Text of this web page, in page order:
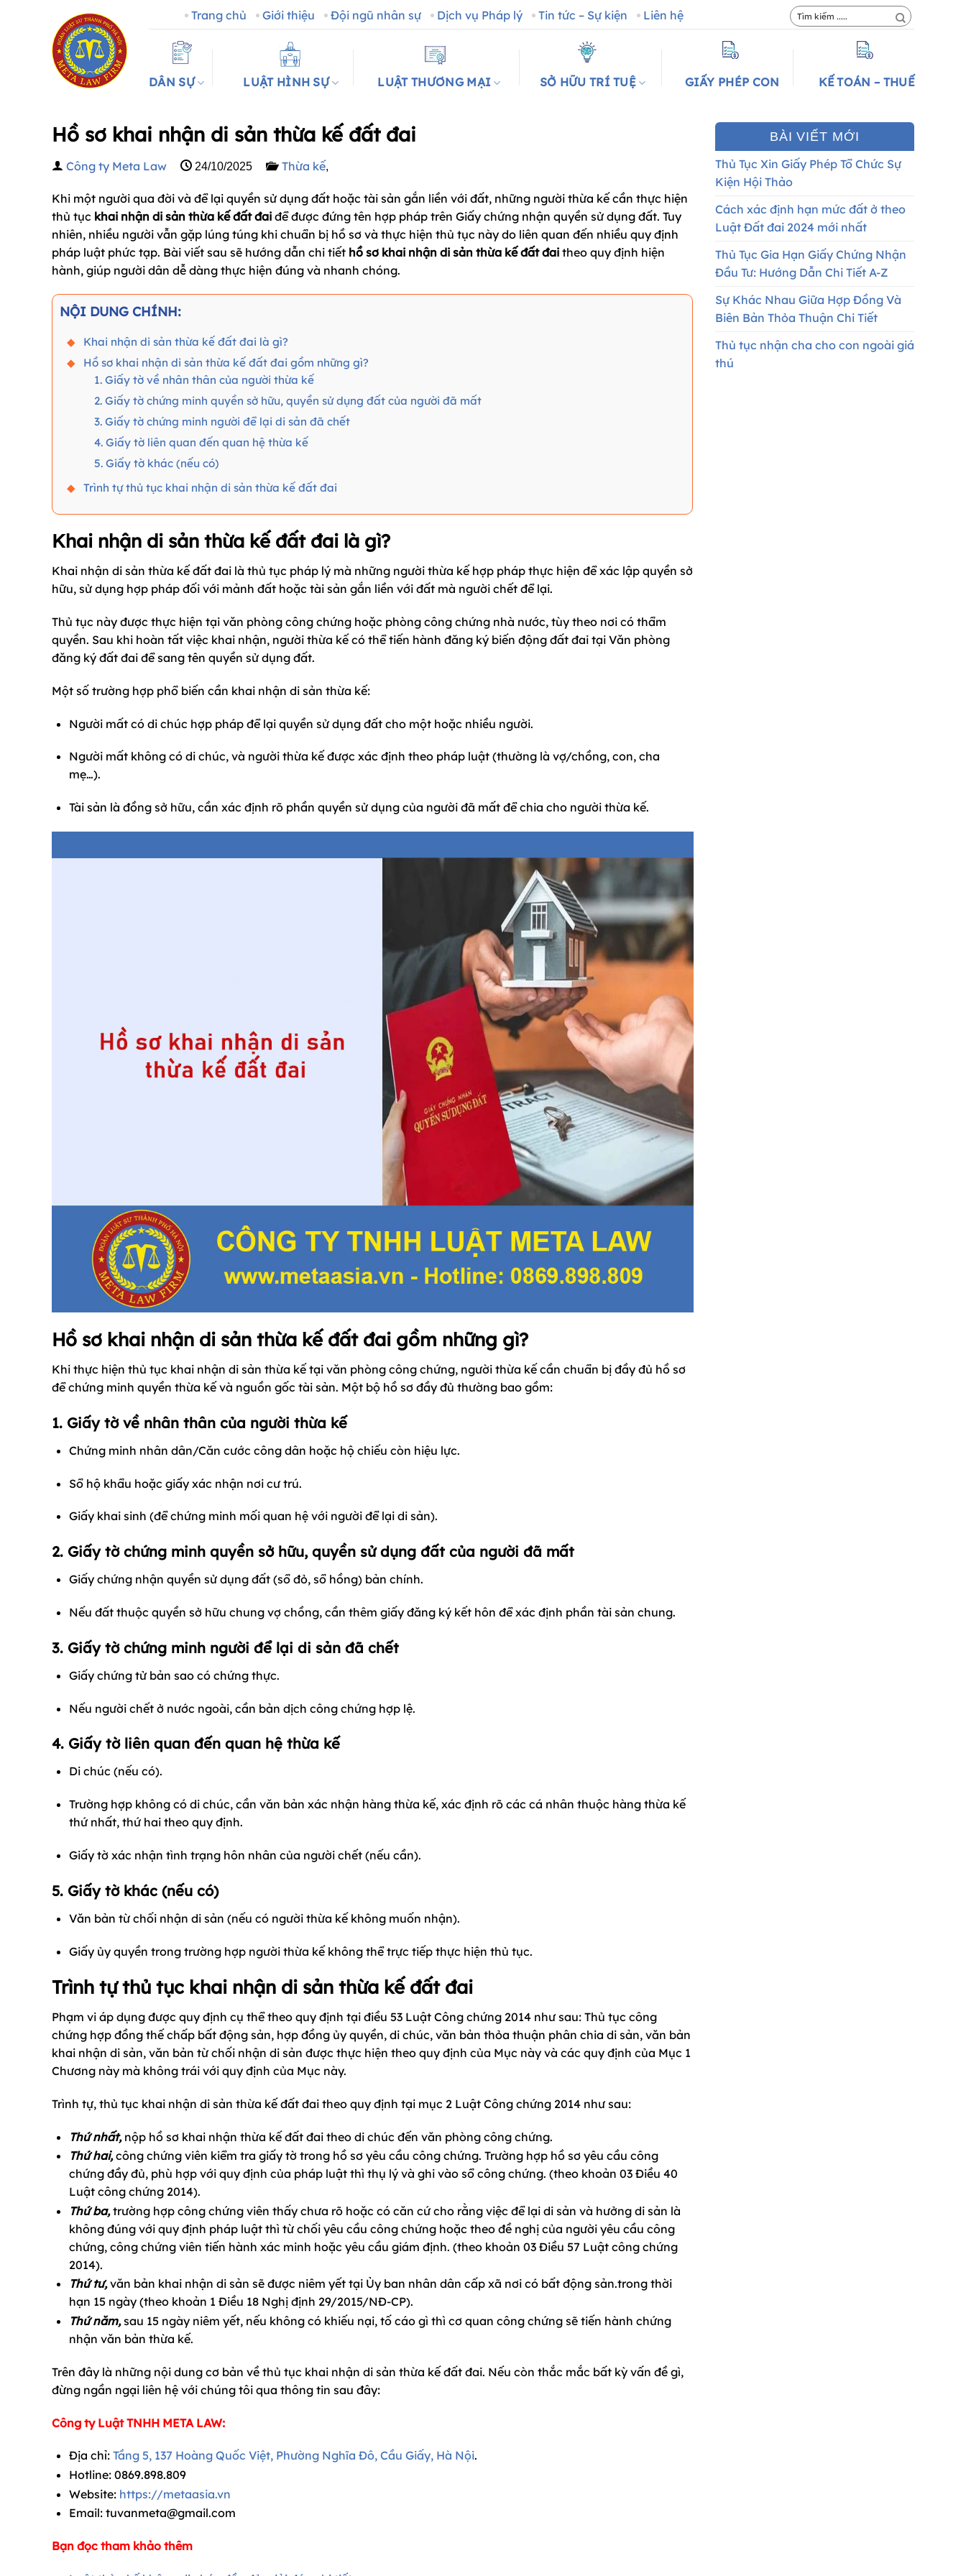
Trang chủ Giới thiệu Đội ngũ nhân sự Dịch vụ Pháp lý Tin tức – Sự kiện Liên hệ
DÂN SỰ LUẬT HÌNH SỰ LUẬT THƯƠNG MẠI SỞ HỮU TRÍ TUỆ GIẤY PHÉP CON KẾ TOÁN – THUẾ
Hồ sơ khai nhận di sản thừa kế đất đai
Công ty Meta Law 24/10/2025 Thừa kế,
Khi một người qua đời và để lại quyền sử dụng đất hoặc tài sản gắn liền với đất, những người thừa kế cần thực hiện
thủ tục khai nhận di sản thừa kế đất đai để được đứng tên hợp pháp trên Giấy chứng nhận quyền sử dụng đất. Tuy
nhiên, nhiều người vẫn gặp lúng túng khi chuẩn bị hồ sơ và thực hiện thủ tục này do liên quan đến nhiều quy định
pháp luật phức tạp. Bài viết sau sẽ hướng dẫn chi tiết hồ sơ khai nhận di sản thừa kế đất đai theo quy định hiện
hành, giúp người dân dễ dàng thực hiện đúng và nhanh chóng.
NỘI DUNG CHÍNH:
Khai nhận di sản thừa kế đất đai là gì?
Hồ sơ khai nhận di sản thừa kế đất đai gồm những gì?
1. Giấy tờ về nhân thân của người thừa kế
2. Giấy tờ chứng minh quyền sở hữu, quyền sử dụng đất của người đã mất
3. Giấy tờ chứng minh người để lại di sản đã chết
4. Giấy tờ liên quan đến quan hệ thừa kế
5. Giấy tờ khác (nếu có)
Trình tự thủ tục khai nhận di sản thừa kế đất đai
Khai nhận di sản thừa kế đất đai là gì?
Khai nhận di sản thừa kế đất đai là thủ tục pháp lý mà những người thừa kế hợp pháp thực hiện để xác lập quyền sở
hữu, sử dụng hợp pháp đối với mảnh đất hoặc tài sản gắn liền với đất mà người chết để lại.
Thủ tục này được thực hiện tại văn phòng công chứng hoặc phòng công chứng nhà nước, tùy theo nơi có thẩm
quyền. Sau khi hoàn tất việc khai nhận, người thừa kế có thể tiến hành đăng ký biến động đất đai tại Văn phòng
đăng ký đất đai để sang tên quyền sử dụng đất.
Một số trường hợp phổ biến cần khai nhận di sản thừa kế:
Người mất có di chúc hợp pháp để lại quyền sử dụng đất cho một hoặc nhiều người.
Người mất không có di chúc, và người thừa kế được xác định theo pháp luật (thường là vợ/chồng, con, cha
mẹ…).
Tài sản là đồng sở hữu, cần xác định rõ phần quyền sử dụng của người đã mất để chia cho người thừa kế.
Hồ sơ khai nhận di sản thừa kế đất đai gồm những gì?
Khi thực hiện thủ tục khai nhận di sản thừa kế tại văn phòng công chứng, người thừa kế cần chuẩn bị đầy đủ hồ sơ
để chứng minh quyền thừa kế và nguồn gốc tài sản. Một bộ hồ sơ đầy đủ thường bao gồm:
1. Giấy tờ về nhân thân của người thừa kế
Chứng minh nhân dân/Căn cước công dân hoặc hộ chiếu còn hiệu lực.
Sổ hộ khẩu hoặc giấy xác nhận nơi cư trú.
Giấy khai sinh (để chứng minh mối quan hệ với người để lại di sản).
2. Giấy tờ chứng minh quyền sở hữu, quyền sử dụng đất của người đã mất
Giấy chứng nhận quyền sử dụng đất (sổ đỏ, sổ hồng) bản chính.
Nếu đất thuộc quyền sở hữu chung vợ chồng, cần thêm giấy đăng ký kết hôn để xác định phần tài sản chung.
3. Giấy tờ chứng minh người để lại di sản đã chết
Giấy chứng tử bản sao có chứng thực.
Nếu người chết ở nước ngoài, cần bản dịch công chứng hợp lệ.
4. Giấy tờ liên quan đến quan hệ thừa kế
Di chúc (nếu có).
Trường hợp không có di chúc, cần văn bản xác nhận hàng thừa kế, xác định rõ các cá nhân thuộc hàng thừa kế
thứ nhất, thứ hai theo quy định.
Giấy tờ xác nhận tình trạng hôn nhân của người chết (nếu cần).
5. Giấy tờ khác (nếu có)
Văn bản từ chối nhận di sản (nếu có người thừa kế không muốn nhận).
Giấy ủy quyền trong trường hợp người thừa kế không thể trực tiếp thực hiện thủ tục.
Trình tự thủ tục khai nhận di sản thừa kế đất đai
Phạm vi áp dụng được quy định cụ thể theo quy định tại điều 53 Luật Công chứng 2014 như sau: Thủ tục công
chứng hợp đồng thế chấp bất động sản, hợp đồng ủy quyền, di chúc, văn bản thỏa thuận phân chia di sản, văn bản
khai nhận di sản, văn bản từ chối nhận di sản được thực hiện theo quy định của Mục này và các quy định của Mục 1
Chương này mà không trái với quy định của Mục này.
Trình tự, thủ tục khai nhận di sản thừa kế đất đai theo quy định tại mục 2 Luật Công chứng 2014 như sau:
Thứ nhất,nộp hồ sơ khai nhận thừa kế đất đai theo di chúc đến văn phòng công chứng.
Thứ hai,công chứng viên kiểm tra giấy tờ trong hồ sơ yêu cầu công chứng. Trường hợp hồ sơ yêu cầu công
chứng đầy đủ, phù hợp với quy định của pháp luật thì thụ lý và ghi vào sổ công chứng. (theo khoản 03 Điều 40
Luật công chứng 2014).
Thứ ba,trường hợp công chứng viên thấy chưa rõ hoặc có căn cứ cho rằng việc để lại di sản và hưởng di sản là
không đúng với quy định pháp luật thì từ chối yêu cầu công chứng hoặc theo đề nghị của người yêu cầu công
chứng, công chứng viên tiến hành xác minh hoặc yêu cầu giám định. (theo khoản 03 Điều 57 Luật công chứng
2014).
Thứ tư,văn bản khai nhận di sản sẽ được niêm yết tại Ủy ban nhân dân cấp xã nơi có bất động sản.trong thời
hạn 15 ngày (theo khoản 1 Điều 18 Nghị định 29/2015/NĐ-CP).
Thứ năm,sau 15 ngày niêm yết, nếu không có khiếu nại, tố cáo gì thì cơ quan công chứng sẽ tiến hành chứng
nhận văn bản thừa kế.
Trên đây là những nội dung cơ bản về thủ tục khai nhận di sản thừa kế đất đai. Nếu còn thắc mắc bất kỳ vấn đề gì,
đừng ngần ngại liên hệ với chúng tôi qua thông tin sau đây:
Công ty Luật TNHH META LAW:
Địa chỉ: Tầng 5, 137 Hoàng Quốc Việt, Phường Nghĩa Đô, Cầu Giấy, Hà Nội.
Hotline: 0869.898.809
Website: https://metaasia.vn
Email: tuvanmeta@gmail.com
Bạn đọc tham khảo thêm
BÀI VIẾT MỚI
Thủ Tục Xin Giấy Phép Tổ Chức Sự
Kiện Hội Thảo
Cách xác định hạn mức đất ở theo
Luật Đất đai 2024 mới nhất
Thủ Tục Gia Hạn Giấy Chứng Nhận
Đầu Tư: Hướng Dẫn Chi Tiết A-Z
Sự Khác Nhau Giữa Hợp Đồng Và
Biên Bản Thỏa Thuận Chi Tiết
Thủ tục nhận cha cho con ngoài giá
thú